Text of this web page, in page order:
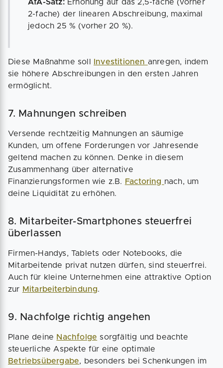
AfA-Satz:Erhöhung auf das 2,5-fache (vorher
2-fache) der linearen Abschreibung, maximal
jedoch 25 % (vorher 20 %).
Diese Maßnahme soll Investitionen anregen, indem
sie höhere Abschreibungen in den ersten Jahren
ermöglicht.
7. Mahnungen schreiben
Versende rechtzeitig Mahnungen an säumige
Kunden, um offene Forderungen vor Jahresende
geltend machen zu können. Denke in diesem
Zusammenhang über alternative
Finanzierungsformen wie z.B. Factoring nach, um
deine Liquidität zu erhöhen.
8. Mitarbeiter-Smartphones steuerfrei
überlassen
Firmen-Handys, Tablets oder Notebooks, die
Mitarbeitende privat nutzen dürfen, sind steuerfrei.
Auch für kleine Unternehmen eine attraktive Option
zur Mitarbeiterbindung.
9. Nachfolge richtig angehen
Plane deine Nachfolge sorgfältig und beachte
steuerliche Aspekte für eine optimale
Betriebsübergabe, besonders bei Schenkungen im